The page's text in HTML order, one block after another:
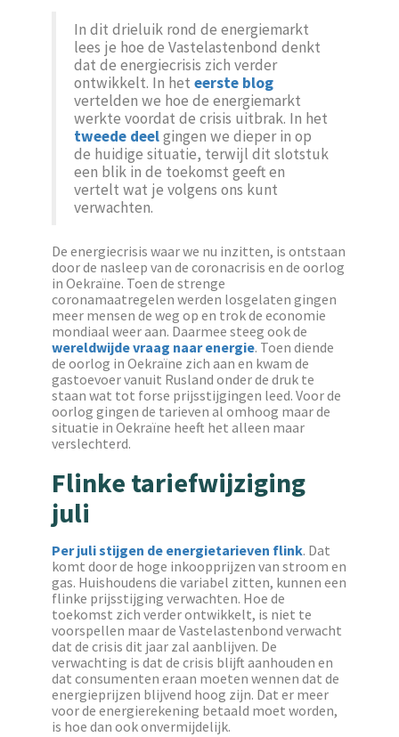
In dit drieluik rond de energiemarkt
lees je hoe de Vastelastenbond denkt
dat de energiecrisis zich verder
ontwikkelt. In het eerste blog
vertelden we hoe de energiemarkt
werkte voordat de crisis uitbrak. In het
tweede deelgingen we dieper in op
de huidige situatie, terwijl dit slotstuk
een blik in de toekomst geeft en
vertelt wat je volgens ons kunt
verwachten.
De energiecrisis waar we nu inzitten, is ontstaan
door de nasleep van de coronacrisis en de oorlog
in Oekraïne. Toen de strenge
coronamaatregelen werden losgelaten gingen
meer mensen de weg op en trok de economie
mondiaal weer aan. Daarmee steeg ook de
wereldwijde vraag naar energie. Toen diende
de oorlog in Oekraïne zich aan en kwam de
gastoevoer vanuit Rusland onder de druk te
staan wat tot forse prijsstijgingen leed. Voor de
oorlog gingen de tarieven al omhoog maar de
situatie in Oekraïne heeft het alleen maar
verslechterd.
Flinke tariefwijziging
juli
Per juli stijgen de energietarieven flink. Dat
komt door de hoge inkoopprijzen van stroom en
gas. Huishoudens die variabel zitten, kunnen een
flinke prijsstijging verwachten. Hoe de
toekomst zich verder ontwikkelt, is niet te
voorspellen maar de Vastelastenbond verwacht
dat de crisis dit jaar zal aanblijven. De
verwachting is dat de crisis blijft aanhouden en
dat consumenten eraan moeten wennen dat de
energieprijzen blijvend hoog zijn. Dat er meer
voor de energierekening betaald moet worden,
is hoe dan ook onvermijdelijk.